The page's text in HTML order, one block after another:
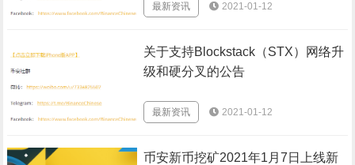
最新资讯 2021-01-12
关于支持Blockstack（STX）网络升
级和硬分叉的公告
最新资讯 2021-01-12
币安新币挖矿2021年1月7日上线新